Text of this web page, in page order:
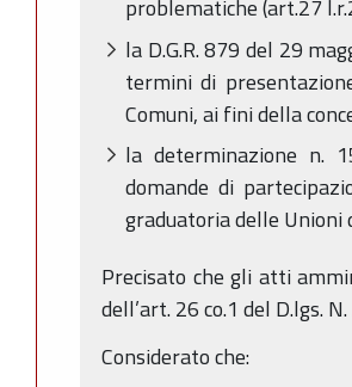
problematiche (art.27
la D.G.R. 879 del 29
termini di
Comuni, ai fini della
la determinazione n.
domande di
graduatoria delle Unioni
Precisato che gli atti
dell’art. 26 co.1 del D.lgs.
Considerato che: